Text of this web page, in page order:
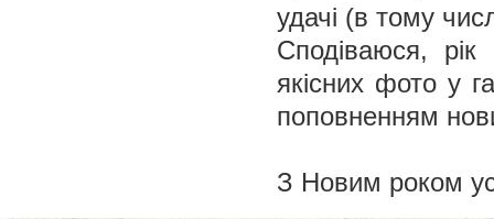
удачі (в тому
Сподіваюся,
якісних фото у
поповненням
З Новим роком